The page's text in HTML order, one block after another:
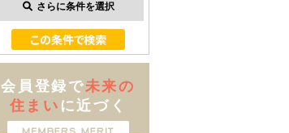
さらに条件を選択
会員登録で未来の
住まい に近づく